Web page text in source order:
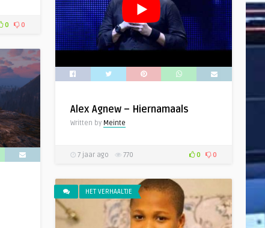
0 0
Alex Agnew – Hiernamaals
Written by Meinte
7 jaar ago 770 0 0
HET VERHAALTJE